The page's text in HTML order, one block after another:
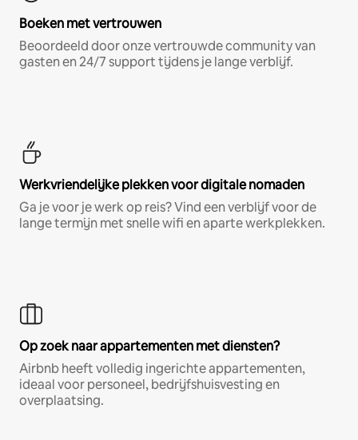
Boeken met vertrouwen
Beoordeeld door onze vertrouwde community van
gasten en 24/7 support tijdens je lange verblijf.
Werkvriendelijke plekken voor digitale nomaden
Ga je voor je werk op reis? Vind een verblijf voor de
lange termijn met snelle wifi en aparte werkplekken.
Op zoek naar appartementen met diensten?
Airbnb heeft volledig ingerichte appartementen,
ideaal voor personeel, bedrijfshuisvesting en
overplaatsing.